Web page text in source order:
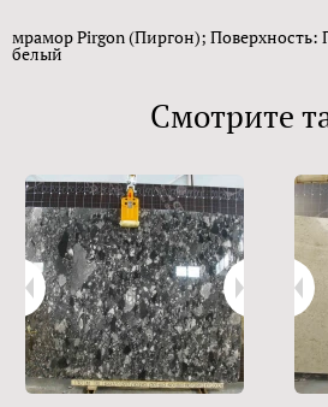
мрамор Pirgon (Пиргон); Поверхность:
белый
Смотрите